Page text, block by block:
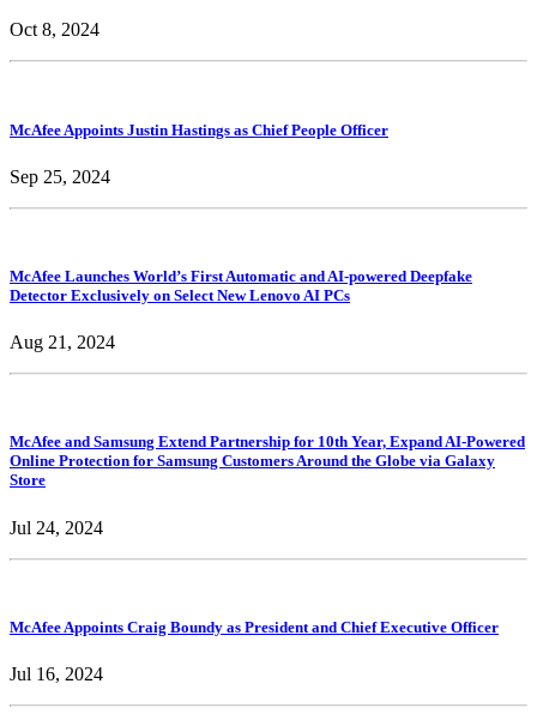
Oct 8, 2024
McAfee Appoints Justin Hastings as Chief People Officer
Sep 25, 2024
McAfee Launches World’s First Automatic and AI-powered Deepfake
Detector Exclusively on Select New Lenovo AI PCs
Aug 21, 2024
McAfee and Samsung Extend Partnership for 10th Year, Expand AI-Powered
Online Protection for Samsung Customers Around the Globe via Galaxy
Store
Jul 24, 2024
McAfee Appoints Craig Boundy as President and Chief Executive Officer
Jul 16, 2024